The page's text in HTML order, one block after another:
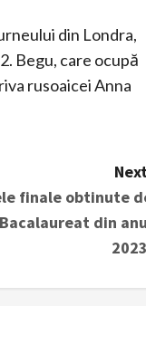
din Londra,
Begu, care ocupă
rusoaicei Anna
finale obtinute
din